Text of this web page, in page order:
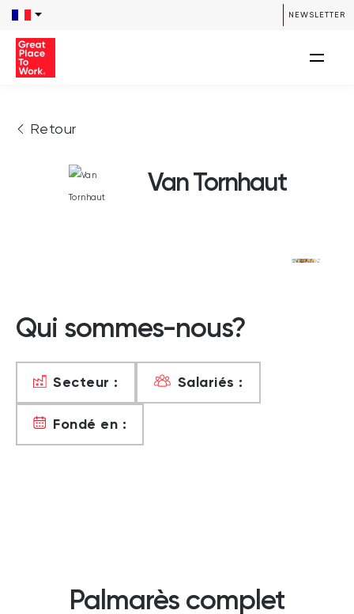
NEWSLETTER
Retour
Van Tornhaut
Qui sommes-nous?
Secteur : Salariés :
Fondé en :
Palmarès complet